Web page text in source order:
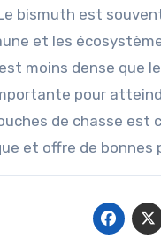
bismuth est
et les
est moins dense que
pour
de chasse est
et offre de